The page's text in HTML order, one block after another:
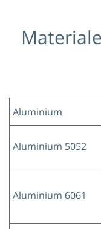
Aluminium
Aluminium 5052
Aluminium 6061